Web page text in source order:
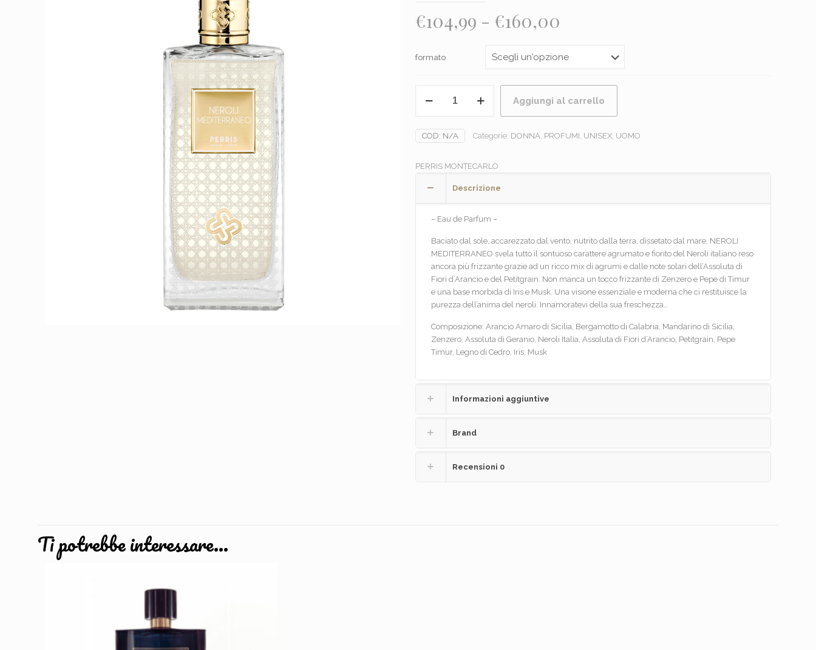
€104,99 - €160,00
prezzo:
€104,99
a
€160,00
formato
MEDITERRANEO
quantità
Aggiungi al carrello
COD: N/A Categorie: DONNA, PROFUMI, UNISEX, UOMO
PERRIS MONTECARLO
Descrizione
– Eau de Parfum –
Baciato dal sole, accarezzato dal vento, nutrito dalla terra, dissetato dal mare, NEROLI
MEDITERRANEO svela tutto il sontuoso carattere agrumato e fiorito del Neroli italiano reso
ancora più frizzante grazie ad un ricco mix di agrumi e dalle note solari dell’Assoluta di
Fiori d’Arancio e del Petitgrain. Non manca un tocco frizzante di Zenzero e Pepe di Timur
e una base morbida di Iris e Musk. Una visione essenziale e moderna che ci restituisce la
purezza dell’anima del neroli. Innamoratevi della sua freschezza…
Composizione: Arancio Amaro di Sicilia, Bergamotto di Calabria, Mandarino di Sicilia,
Zenzero, Assoluta di Geranio, Neroli Italia, Assoluta di Fiori d’Arancio, Petitgrain, Pepe
Timur, Legno di Cedro, Iris, Musk
Informazioni aggiuntive
Brand
Recensioni 0
Ti potrebbe interessare…